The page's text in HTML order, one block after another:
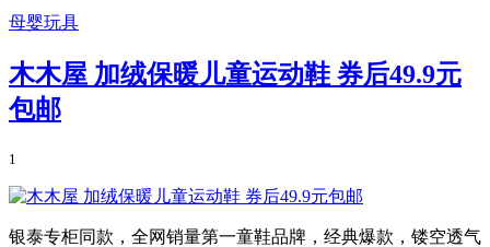
母婴玩具
木木屋 加绒保暖儿童运动鞋 券后49.9元
包邮
1
银泰专柜同款，全网销量第一童鞋品牌，经典爆款，镂空透气